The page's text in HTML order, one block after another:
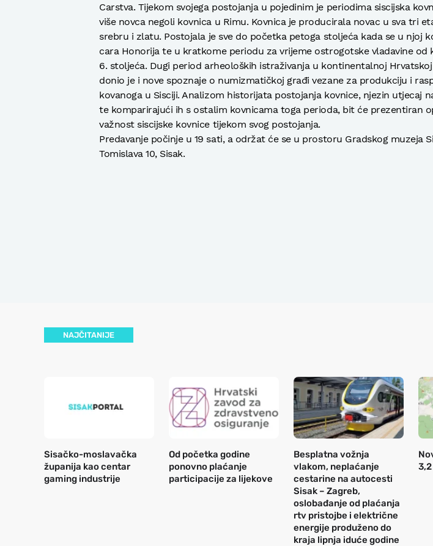
Carstva. Tijekom svojega postojanja u pojedinim je periodima siscijska
više novca negoli kovnica u Rimu. Kovnica je producirala novac u sva tri
srebru i zlatu. Postojala je sve do početka petoga stoljeća kada se u njoj
cara Honorija te u kratkome periodu za vrijeme ostrogotske vladavine od
6. stoljeća. Dugi period arheoloških istraživanja u kontinentalnoj Hrvatskoj
donio je i nove spoznaje o numizmatičkoj građi vezane za produkciju i
kovanoga u Sisciji. Analizom historijata postojanja kovnice, njezin utjecaj
te komparirajući ih s ostalim kovnicama toga perioda, bit će prezentiran
važnost siscijske kovnice tijekom svog postojanja.
Predavanje počinje u 19 sati, a održat će se u prostoru Gradskog muzeja
Tomislava 10, Sisak.
NAJČITANIJE
Sisačko-moslavačka
županija kao centar
gaming industrije
Od početka godine
ponovno plaćanje
participacije za lijekove
Besplatna vožnja
vlakom, neplaćanje
cestarine na autocesti
Sisak – Zagreb,
oslobađanje od plaćanja
rtv pristojbe i električne
energije produženo do
kraja lipnja iduće godine